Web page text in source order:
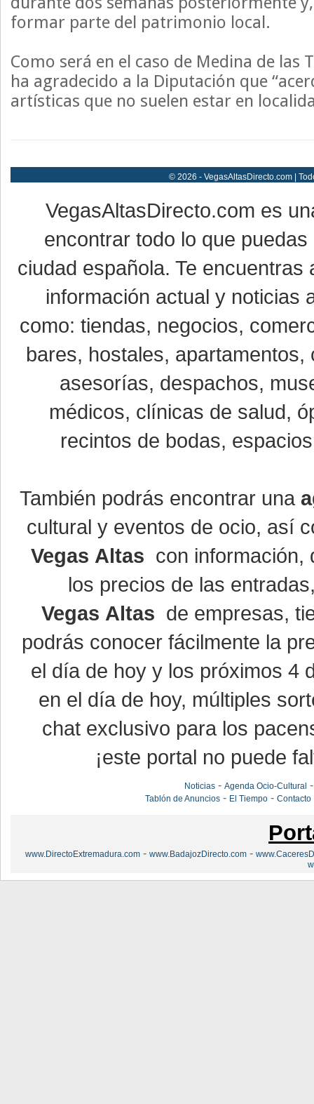
formar parte del patrimonio local.
Como será en el caso de Medina de las
ha agradecido a la Diputación que
artísticas que no suelen estar en
© 2026 - VegasAltasDirecto.com |
VegasAltasDirecto.com es
encontrar todo lo que
ciudad española. Te
información actual y noticias
como: tiendas, negocios,
bares, hostales,
asesorías, despachos,
médicos, clínicas de salud,
recintos de bodas,
También podrás encontrar una
cultural y eventos de ocio, así
Vegas Altas con información,
los precios de las
Vegas Altas de empresas,
podrás conocer fácilmente la
el día de hoy y los próximos 4
en el día de hoy, múltiples
chat exclusivo para los
¡este portal no puede
Noticias -Agenda Ocio-Cultural
Tablón de Anuncios - El Tiempo -Contacto
www.DirectoExtremadura.com - www.BadajozDirecto.com -